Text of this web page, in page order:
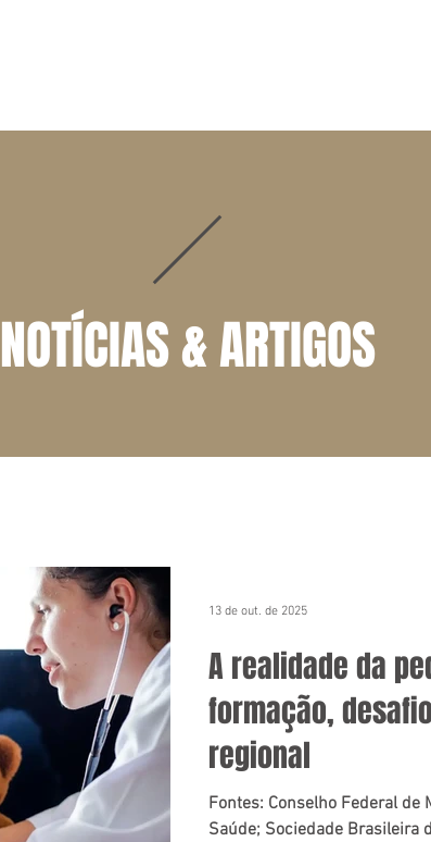
NOTÍCIAS & ARTIGOS
A realidade da
formação,
regional
Fontes: Conselho Federal de
Saúde; Sociedade Brasileira
13 de out. de 2025